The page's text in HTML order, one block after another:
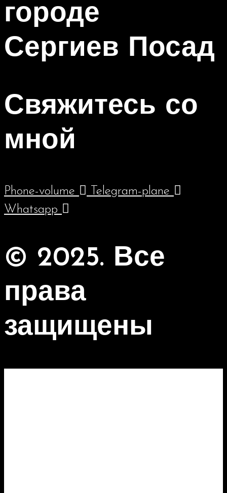
городе
Сергиев Посад
Свяжитесь со
мной
Phone-volume
Telegram-plane
Whatsapp
© 2025. Все
права
защищены